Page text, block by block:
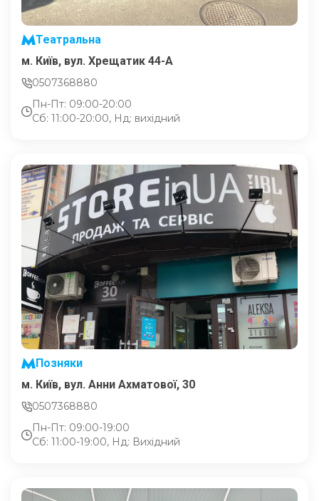
Театральна
м. Київ, вул. Хрещатик 44-A
0507368880
Пн-Пт: 09:00-20:00
Сб: 11:00-20:00, Нд: вихідний
Позняки
м. Київ, вул. Анни Ахматової, 30
0507368880
Пн-Пт: 09:00-19:00
Сб: 11:00-19:00, Нд: Вихідний